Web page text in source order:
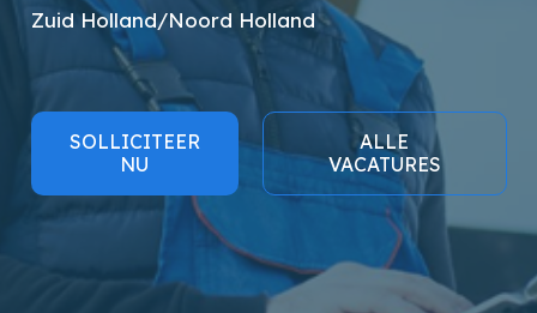
Zuid Holland/Noord Holland
SOLLICITEER
NU
ALLE
VACATURES